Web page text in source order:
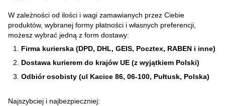
W zależności od ilości i wagi zamawianych przez Ciebie
produktów, wybranej formy płatności i własnych preferencji,
możesz wybrać jedną z form dostawy:
Firma kurierska (DPD, DHL, GEIS, Pocztex, RABEN i inne)
Dostawa kurierem do krajów UE (z wyjątkiem Polski)
Odbiór osobisty (ul Kacice 86, 06-100, Pułtusk, Polska)
Najszybciej i najbezpieczniej: